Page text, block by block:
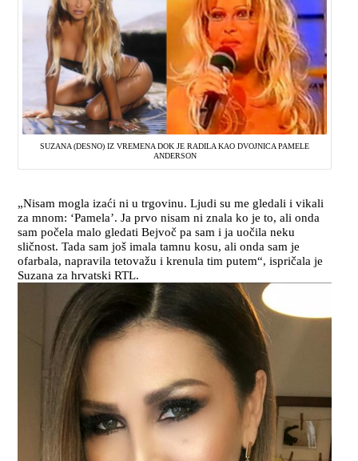
SUZANA (DESNO) IZ VREMENA DOK JE RADILA KAO DVOJNICA PAMELE
ANDERSON
„Nisam mogla izaći ni u trgovinu. Ljudi su me gledali i vikali
za mnom: ‘Pamela’. Ja prvo nisam ni znala ko je to, ali onda
sam počela malo gledati Bejvoč pa sam i ja uočila neku
sličnost. Tada sam još imala tamnu kosu, ali onda sam je
ofarbala, napravila tetovažu i krenula tim putem“, ispričala je
Suzana za hrvatski RTL.